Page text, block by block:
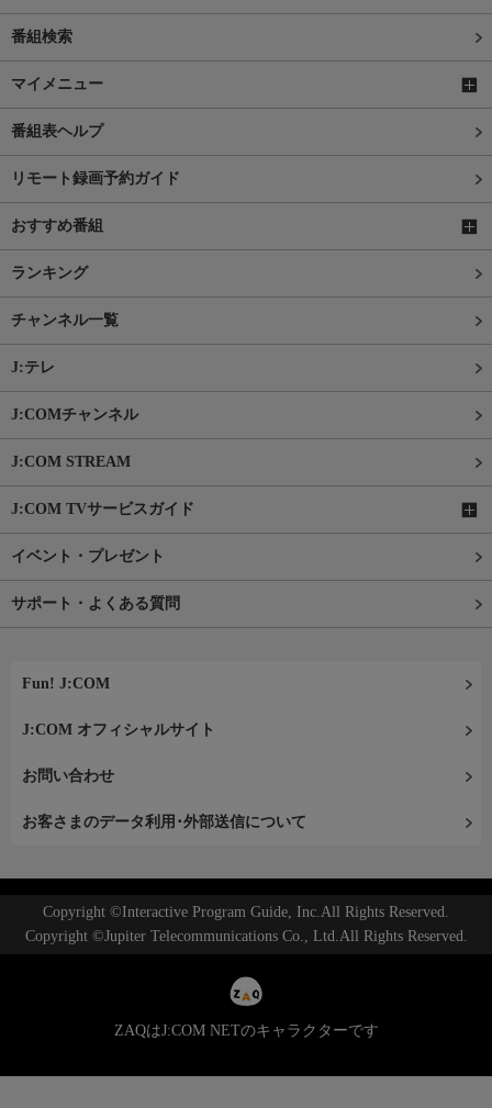
番組検索
マイメニュー
番組表ヘルプ
リモート録画予約ガイド
おすすめ番組
ランキング
チャンネル一覧
J:テレ
J:COMチャンネル
J:COM STREAM
J:COM TVサービスガイド
イベント・プレゼント
サポート・よくある質問
Fun! J:COM
J:COM オフィシャルサイト
お問い合わせ
お客さまのデータ利用･外部送信について
Copyright ©Interactive Program Guide, Inc.All Rights Reserved.
Copyright ©Jupiter Telecommunications Co., Ltd.All Rights Reserved.
ZAQはJ:COM NETのキャラクターです